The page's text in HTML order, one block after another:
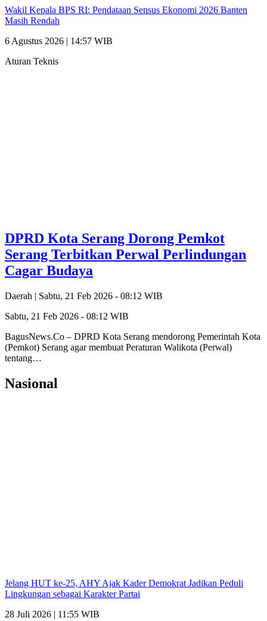
Wakil Kepala BPS RI: Pendataan Sensus Ekonomi 2026 Banten
Masih Rendah
6 Agustus 2026 | 14:57 WIB
Aturan Teknis
DPRD Kota Serang Dorong Pemkot
Serang Terbitkan Perwal Perlindungan
Cagar Budaya
Daerah | Sabtu, 21 Feb 2026 - 08:12 WIB
Sabtu, 21 Feb 2026 - 08:12 WIB
BagusNews.Co – DPRD Kota Serang mendorong Pemerintah Kota
(Pemkot) Serang agar membuat Peraturan Walikota (Perwal)
tentang…
Nasional
Jelang HUT ke-25, AHY Ajak Kader Demokrat Jadikan Peduli
Lingkungan sebagai Karakter Partai
28 Juli 2026 | 11:55 WIB